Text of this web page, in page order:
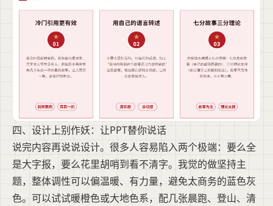
四、设计上别作妖：让PPT替你说话
说完内容再说说设计。很多人容易陷入两个极端：要么全
是大字报，要么花里胡哨到看不清字。我觉的做坚持主
题，整体调性可以偏温暖、有力量，避免太商务的蓝色灰
色。可以试试暖橙色或大地色系，配几张晨跑、登山、清